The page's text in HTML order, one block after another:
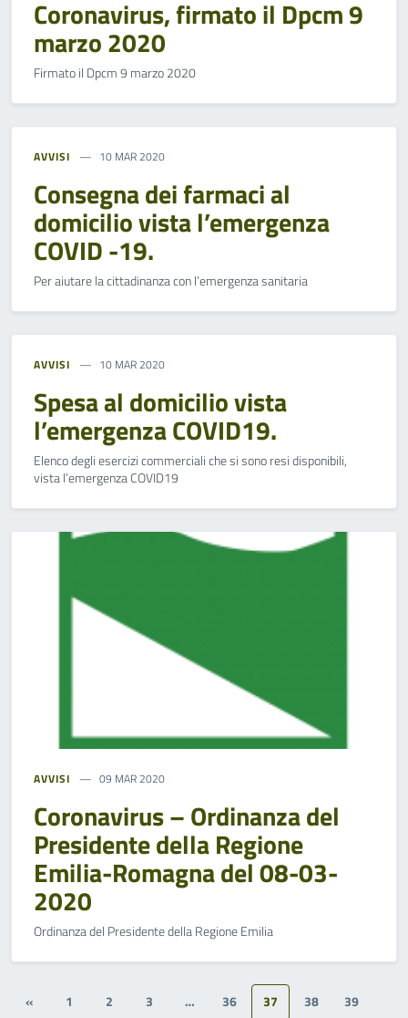
Coronavirus, firmato il Dpcm 9
marzo 2020
Firmato il Dpcm 9 marzo 2020
AVVISI 10 MAR 2020
Consegna dei farmaci al
domicilio vista l’emergenza
COVID -19.
Per aiutare la cittadinanza con l’emergenza sanitaria
AVVISI 10 MAR 2020
Spesa al domicilio vista
l’emergenza COVID19.
Elenco degli esercizi commerciali che si sono resi disponibili,
vista l’emergenza COVID19
AVVISI 09 MAR 2020
Coronavirus – Ordinanza del
Presidente della Regione
Emilia-Romagna del 08-03-
2020
Ordinanza del Presidente della Regione Emilia
« 1 2 3 … 36 37 38
39